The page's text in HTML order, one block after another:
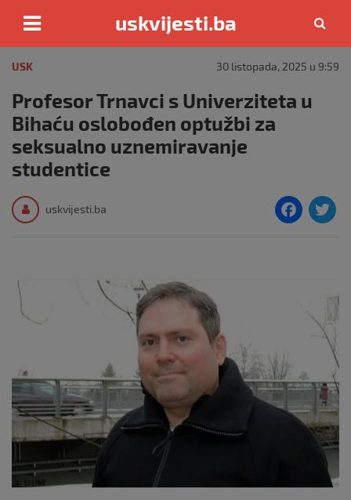
content
uskvijesti.ba
USK 30 listopada, 2025 u 9:59
Profesor Trnavci s Univerziteta u
Bihaću oslobođen optužbi za
seksualno uznemiravanje
studentice
uskvijesti.ba
F
b
k